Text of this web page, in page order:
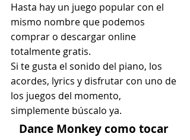
Hasta hay un juego popular con el
mismo nombre que podemos
comprar o descargar online
totalmente gratis.
Si te gusta el sonido del piano, los
acordes, lyrics y disfrutar con uno de
los juegos del momento,
simplemente búscalo ya.
Dance Monkey como tocar